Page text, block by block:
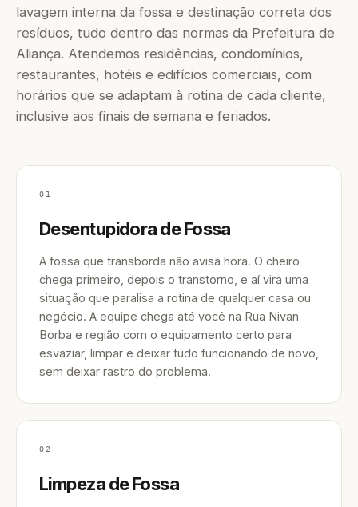
lavagem interna da fossa e destinação correta dos
resíduos, tudo dentro das normas da Prefeitura de
Aliança. Atendemos residências, condomínios,
restaurantes, hotéis e edifícios comerciais, com
horários que se adaptam à rotina de cada cliente,
inclusive aos finais de semana e feriados.
01
Desentupidora de Fossa
A fossa que transborda não avisa hora. O cheiro
chega primeiro, depois o transtorno, e aí vira uma
situação que paralisa a rotina de qualquer casa ou
negócio. A equipe chega até você na Rua Nivan
Borba e região com o equipamento certo para
esvaziar, limpar e deixar tudo funcionando de novo,
sem deixar rastro do problema.
02
Limpeza de Fossa